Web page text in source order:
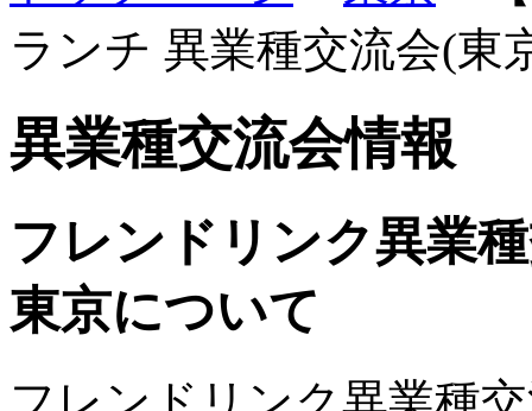
ランチ 異業種交流会(東
異業種交流会情報
フレンドリンク異業
東京について
フレンドリンク異業種